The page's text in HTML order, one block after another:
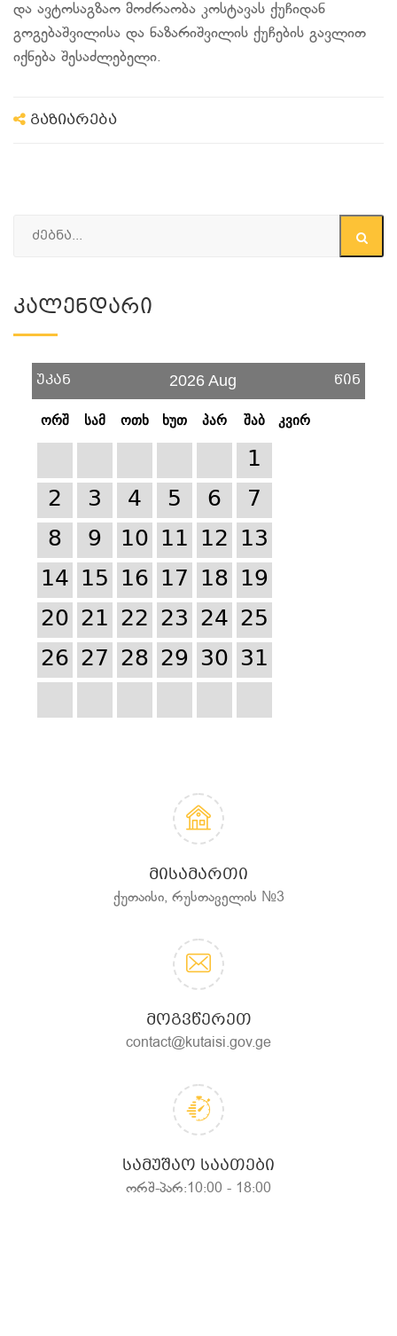
და ავტოსაგზაო მოძრაობა კოსტავას ქუჩიდან
გოგებაშვილისა და ნაზარიშვილის ქუჩების გავლით
იქნება შესაძლებელი.
გაზიარება
Კალენდარი
უკან 2026 Aug წინ
ორშ სამ ოთხ ხუთ პარ შაბ კვირ
1
2
3 4 5 6
7
8
9 10 11 12 13
14 15 16 17 18 19
20 21 22 23 24 25
26 27 28 29 30 31
ᲛᲘᲡᲐᲛᲐᲠᲗᲘ
ქუთაისი, რუსთაველის №3
ᲛᲝᲒᲕᲬᲔᲠᲔᲗ
contact@kutaisi.gov.ge
ᲡᲐᲛᲣᲨᲐᲝ ᲡᲐᲐᲗᲔᲑᲘ
ორშ-პარ:10:00 - 18:00